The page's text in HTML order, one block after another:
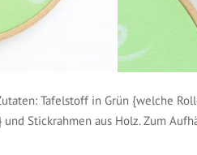
Tafelstoff in Grün {welche
Stickrahmen aus Holz. Zum